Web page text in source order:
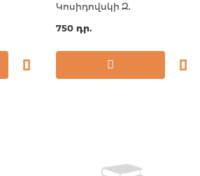
Կոսիդովսկի Զ․
750 դր.